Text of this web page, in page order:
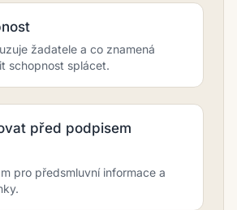
žadatele a co znamená
schopnost splácet.
před podpisem
pro předsmluvní informace a